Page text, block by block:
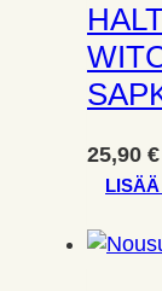
25,90 €